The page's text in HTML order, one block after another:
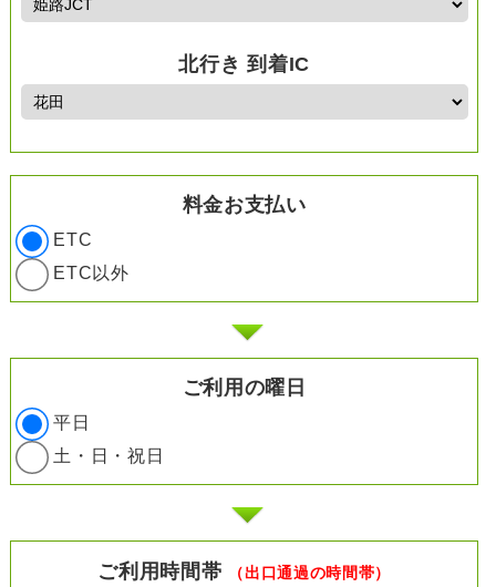
北行き 到着IC
料金お支払い
ETC
ETC以外
ご利用の曜日
平日
土・日・祝日
ご利用時間帯 （出口通過の時間帯）